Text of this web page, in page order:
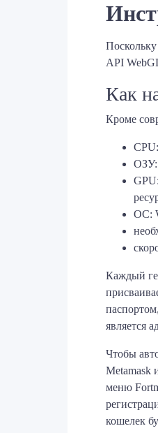
API
Как
Кроме
ОЗУ:
ОС:
Каждый
является
Чтобы
Metamask
меню
кошелек